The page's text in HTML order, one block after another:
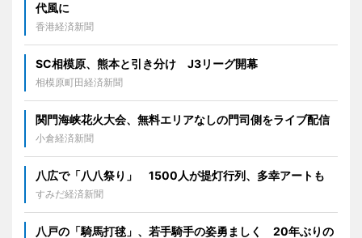
代風に
香港経済新聞
SC相模原、熊本と引き分け J3リーグ開幕
相模原町田経済新聞
関門海峡花火大会、無料エリアなしの門司側をライブ配信
小倉経済新聞
八広で「八八祭り」 1500人が提灯行列、多幸アートも
すみだ経済新聞
八戸の「騎馬打毬」、若手騎手の姿勇ましく 20年ぶりの